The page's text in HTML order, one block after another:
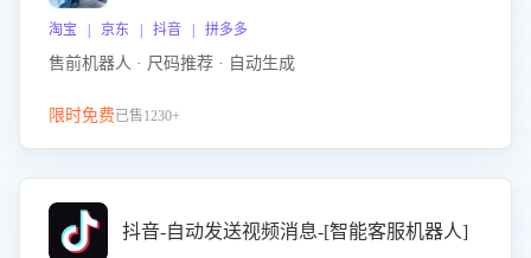
淘宝 | 京东 | 抖音 | 拼多多
售前机器人 · 尺码推荐 · 自动生成
限时免费已售1230+
抖音-自动发送视频消息-[智能客服机器人]